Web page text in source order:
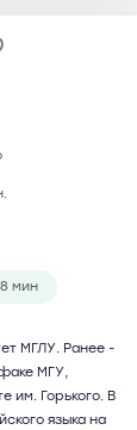
8 мин
МГЛУ. Ранее -
МГУ,
им. Горького. В
языка на